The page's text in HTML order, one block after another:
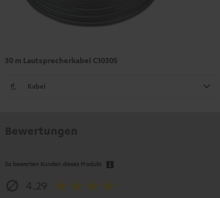
30 m Lautsprecherkabel C1030S
Kabel
So bewerten Kunden dieses Produkt